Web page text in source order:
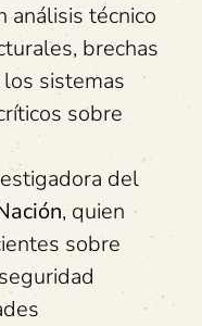
análisis técnico
brechas
sistemas
sobre
del
, quien
sobre